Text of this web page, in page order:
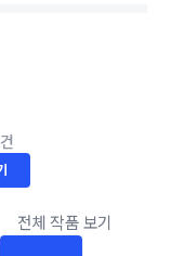
전체 작품 보기